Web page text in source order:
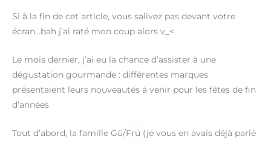
Si à la fin de cet article, vous salivez pas devant votre
écran…bah j’ai raté mon coup alors v_<
Le mois dernier, j’ai eu la chance d’assister à une
dégustation gourmande : différentes marques
présentaient leurs nouveautés à venir pour les fêtes de fin
d’années
Tout d’abord, la famille Gü/Frü (je vous en avais déjà parlé